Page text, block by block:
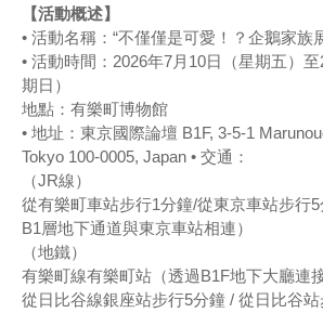
【活動概述】
• 活動名稱：“不僅僅是可愛！？企鵝家族
• 活動時間：2026年7月10日（星期五）
期日）
地點：有樂町博物館
• 地址：東京國際論壇 B1F, 3-5-1
Tokyo 100-0005, Japan • 交通：
（JR線）
從有樂町車站步行1分鐘/從東京車站步行
B1層地下通道與東京車站相連）
（地鐵）
有樂町線有樂町站（透過B1F地下大廳連接
從日比谷線銀座站步行5分鐘 / 從日比谷